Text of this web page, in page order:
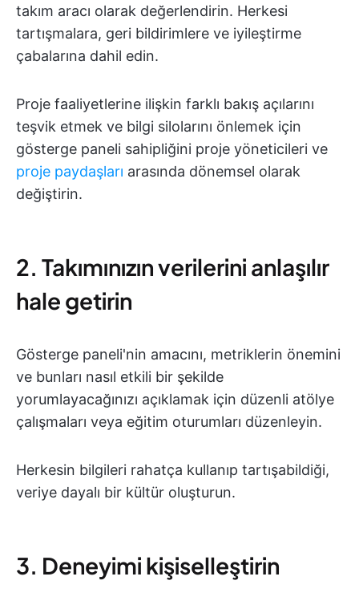
takım aracı olarak değerlendirin. Herkesi
tartışmalara, geri bildirimlere ve iyileştirme
çabalarına dahil edin.
Proje faaliyetlerine ilişkin farklı bakış açılarını
teşvik etmek ve bilgi silolarını önlemek için
gösterge paneli sahipliğini proje yöneticileri ve
proje paydaşları arasında dönemsel olarak
değiştirin.
2. Takımınızın verilerini anlaşılır
hale getirin
Gösterge paneli'nin amacını, metriklerin önemini
ve bunları nasıl etkili bir şekilde
yorumlayacağınızı açıklamak için düzenli atölye
çalışmaları veya eğitim oturumları düzenleyin.
Herkesin bilgileri rahatça kullanıp tartışabildiği,
veriye dayalı bir kültür oluşturun.
3. Deneyimi kişiselleştirin